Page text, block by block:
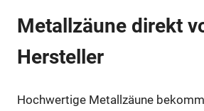
Metallzäune direkt
Hersteller
Hochwertige Metallzäune